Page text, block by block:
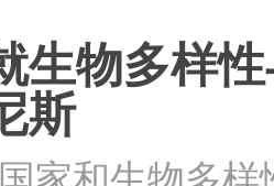
生物多样
斯